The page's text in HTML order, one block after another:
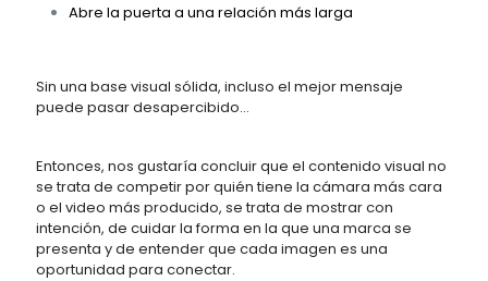
Abre la puerta a una relación más larga
Sin una base visual sólida, incluso el mejor mensaje
puede pasar desapercibido…
Entonces, nos gustaría concluir que el contenido visual no
se trata de competir por quién tiene la cámara más cara
o el video más producido, se trata de mostrar con
intención, de cuidar la forma en la que una marca se
presenta y de entender que cada imagen es una
oportunidad para conectar.